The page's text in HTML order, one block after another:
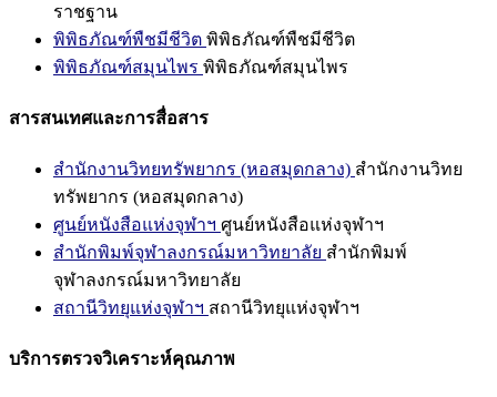
ราชฐาน
พิพิธภัณฑ์พืชมีชีวิต พิพิธภัณฑ์พืชมีชีวิต
พิพิธภัณฑ์สมุนไพร พิพิธภัณฑ์สมุนไพร
สารสนเทศและการสื่อสาร
สำนักงานวิทยทรัพยากร (หอสมุดกลาง) สำนักงานวิทย
ทรัพยากร (หอสมุดกลาง)
ศูนย์หนังสือแห่งจุฬาฯ ศูนย์หนังสือแห่งจุฬาฯ
สำนักพิมพ์จุฬาลงกรณ์มหาวิทยาลัย สำนักพิมพ์
จุฬาลงกรณ์มหาวิทยาลัย
สถานีวิทยุแห่งจุฬาฯ สถานีวิทยุแห่งจุฬาฯ
บริการตรวจวิเคราะห์คุณภาพ